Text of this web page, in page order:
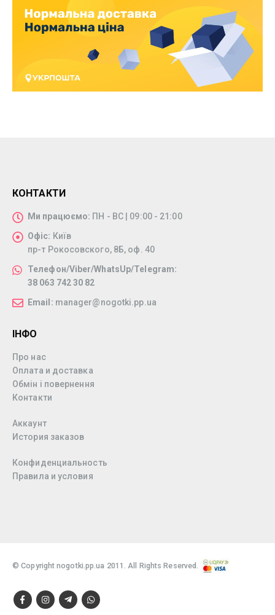
КОНТАКТИ
Ми працюємо: ПН - ВС | 09:00 - 21:00
Офіс: Київ
пр-т Рокосовского, 8Б, оф. 40
Телефон/Viber/WhatsUp/Telegram:
38 063 742 30 82
Email: manager@nogotki.pp.ua
ІНФО
Про нас
Оплата и доставка
Обмін і повернення
Контакти
Аккаунт
История заказов
Конфиденциальность
Правила и условия
© Copyright nogotki.pp.ua 2011. All Rights Reserved.